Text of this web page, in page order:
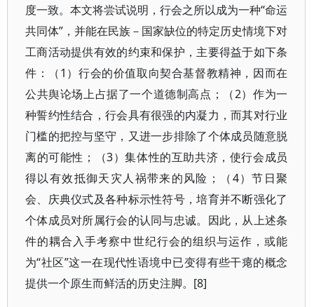
度一致。本文将尝试说明，行会之所以成为一种“命运
共同体”，并能在民族－国家缺位的特定历史情境下对
工商活动提供有效的约束和保护，主要得益于如下条
件：（1）行会的价值取向契合基督教精神，因而在
公共舆论场上占据了一个道德制高点；（2）作为一
种誓约性结合，行会具有很强的内凝力，而其对行业
门槛的把控与坚守，又进一步排除了个体成员随意脱
离的可能性；（3）集体性的互助共济，使行会成员
得以有效抵御天灾人祸带来的风险；（4）节日聚
会、庆典仪式及各种标示性符号，培育并不断强化了
个体成员对所属行会的认同与忠诚。因此，从上述条
件的耦合入手考察中世纪行会的组织与运作，或能
为“社区”这一在现代性语境中已变得有些干瘪的概念
提供一个原生而鲜活的历史注脚。[8]